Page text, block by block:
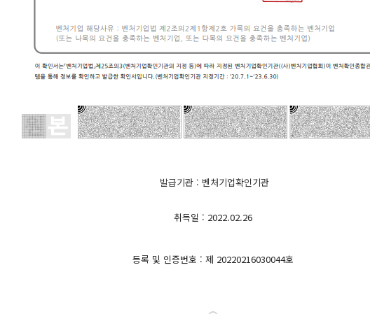
발급기관 : 벤처기업확인기관
취득일 : 2022.02.26
등록 및 인증번호 : 제 20220216030044호